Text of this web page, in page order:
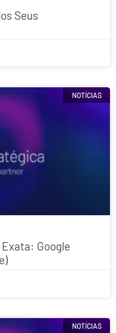
Seus
NOTÍCIAS
Google
NOTÍCIAS